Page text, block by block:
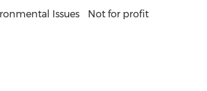
Issues Not for profit